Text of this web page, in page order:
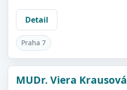
Detail
Praha 7
MUDr. Viera Krausová